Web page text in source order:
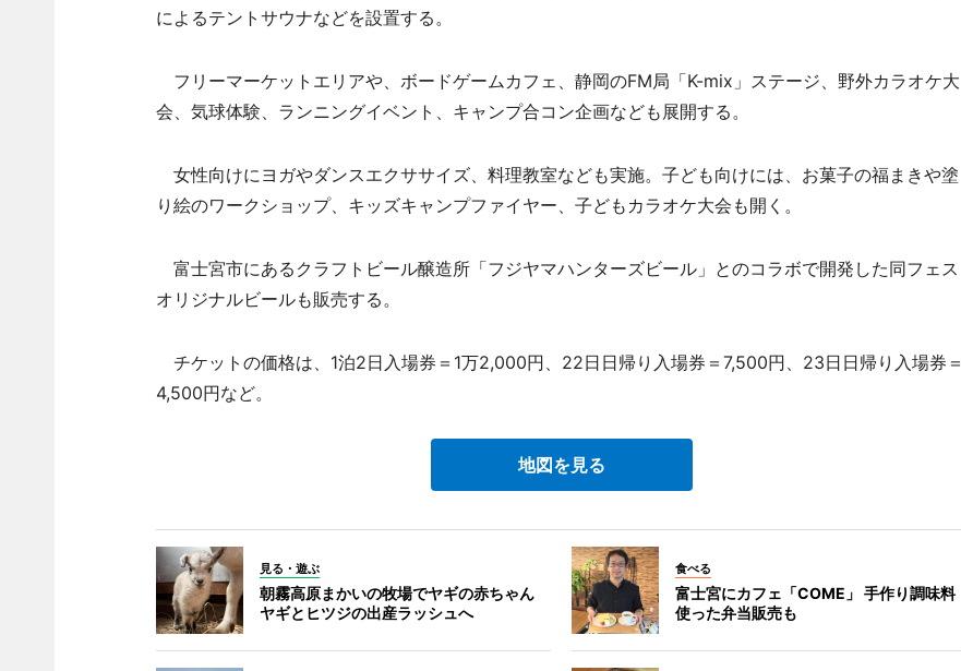
によるテントサウナなどを設置する。
フリーマーケットエリアや、ボードゲームカフェ、静岡のFM局「K-mix」ステージ、野外カラオケ大
会、気球体験、ランニングイベント、キャンプ合コン企画なども展開する。
女性向けにヨガやダンスエクササイズ、料理教室なども実施。子ども向けには、お菓子の福まきや塗
り絵のワークショップ、キッズキャンプファイヤー、子どもカラオケ大会も開く。
富士宮市にあるクラフトビール醸造所「フジヤマハンターズビール」とのコラボで開発した同フェス
オリジナルビールも販売する。
チケットの価格は、1泊2日入場券＝1万2,000円、22日日帰り入場券＝7,500円、23日日帰り入場券＝
4,500円など。
地図を見る
見る・遊ぶ
朝霧高原まかいの牧場でヤギの赤ちゃん
ヤギとヒツジの出産ラッシュへ
食べる
富士宮にカフェ「COME」 手作り調味料
使った弁当販売も